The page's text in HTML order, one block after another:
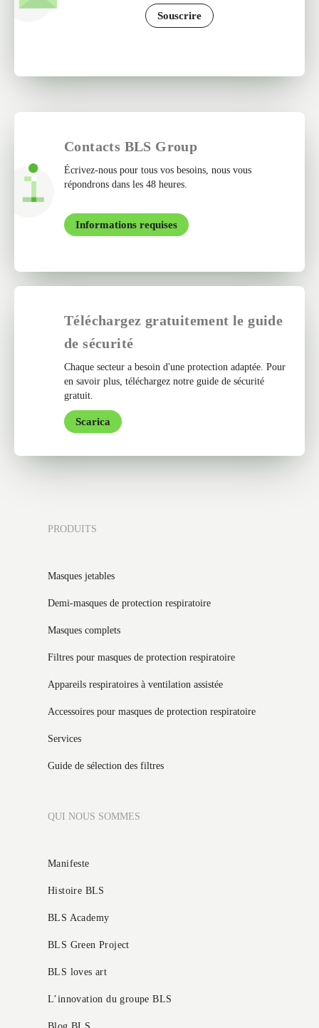
Souscrire
Contacts BLS Group
Écrivez-nous pour tous vos besoins, nous vous
répondrons dans les 48 heures.
Informations requises
Téléchargez gratuitement le guide
de sécurité
Chaque secteur a besoin d'une protection adaptée. Pour
en savoir plus, téléchargez notre guide de sécurité
gratuit.
Scarica
PRODUITS
Masques jetables
Demi-masques de protection respiratoire
Masques complets
Filtres pour masques de protection respiratoire
Appareils respiratoires à ventilation assistée
Accessoires pour masques de protection respiratoire
Services
Guide de sélection des filtres
QUI NOUS SOMMES
Manifeste
Histoire BLS
BLS Academy
BLS Green Project
BLS loves art
L’innovation du groupe BLS